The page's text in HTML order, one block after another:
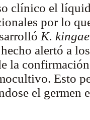
clínico el
por lo
K. kingae
alertó a
la
Esto
el germen